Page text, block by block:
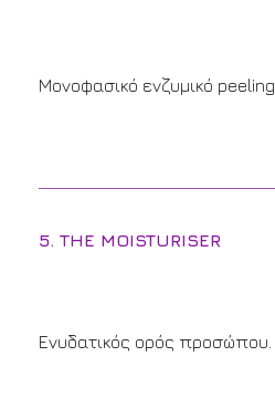
Μονοφασικό ενζυμικό peeling.
5. THE MOISTURISER
Ενυδατικός ορός προσώπου.